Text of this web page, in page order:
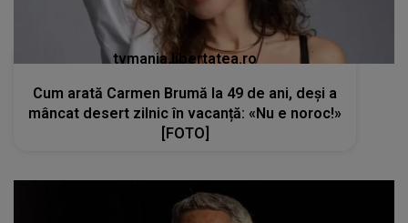
tvmania.libertatea.ro
Cum arată Carmen Brumă la 49 de ani, deși a
mâncat desert zilnic în vacanță: «Nu e noroc!»
[FOTO]